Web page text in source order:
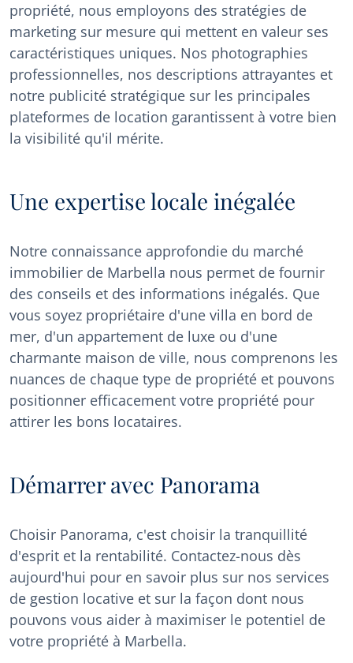
propriété, nous employons des stratégies de
marketing sur mesure qui mettent en valeur ses
caractéristiques uniques. Nos photographies
professionnelles, nos descriptions attrayantes et
notre publicité stratégique sur les principales
plateformes de location garantissent à votre bien
la visibilité qu'il mérite.
Une expertise locale inégalée
Notre connaissance approfondie du marché
immobilier de Marbella nous permet de fournir
des conseils et des informations inégalés. Que
vous soyez propriétaire d'une villa en bord de
mer, d'un appartement de luxe ou d'une
charmante maison de ville, nous comprenons les
nuances de chaque type de propriété et pouvons
positionner efficacement votre propriété pour
attirer les bons locataires.
Démarrer avec Panorama
Choisir Panorama, c'est choisir la tranquillité
d'esprit et la rentabilité. Contactez-nous dès
aujourd'hui pour en savoir plus sur nos services
de gestion locative et sur la façon dont nous
pouvons vous aider à maximiser le potentiel de
votre propriété à Marbella.